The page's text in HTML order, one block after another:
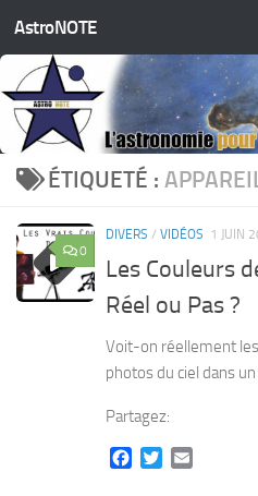
Skip to content
AstroNOTE
ÉTIQUETÉ :
0
DIVERS / VIDÉOS 1 JUIN
Les Couleurs
Réel ou Pas ?
Voit-on réellement
photos du ciel dans
Partagez:
FacebookTwitter